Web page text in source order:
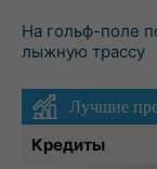
На гольф-поле
лыжную трассу
Лучшие
Кредиты